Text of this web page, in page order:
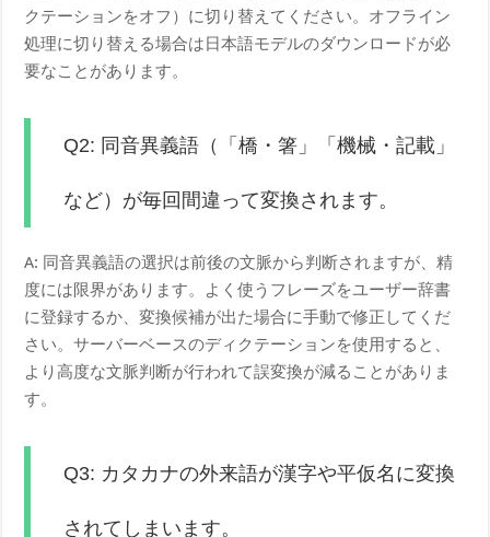
クテーションをオフ）に切り替えてください。オフライン
処理に切り替える場合は日本語モデルのダウンロードが必
要なことがあります。
Q2: 同音異義語（「橋・箸」「機械・記載」
など）が毎回間違って変換されます。
A: 同音異義語の選択は前後の文脈から判断されますが、精
度には限界があります。よく使うフレーズをユーザー辞書
に登録するか、変換候補が出た場合に手動で修正してくだ
さい。サーバーベースのディクテーションを使用すると、
より高度な文脈判断が行われて誤変換が減ることがありま
す。
Q3: カタカナの外来語が漢字や平仮名に変換
されてしまいます。